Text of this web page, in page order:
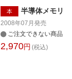
本 半導体メモリ
2008年07月 発売
ご注文できない商品
2,970円 (税込)